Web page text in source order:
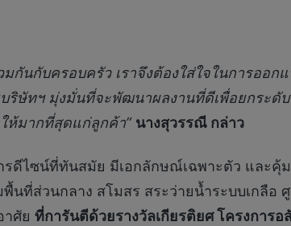
มกันกับครอบครัว เราจึงต้องใส่ใจในการอ
ริษัทฯ มุ่งมั่นที่จะพัฒนาผลงานที่ดีเพื่อยกระ
ห้มากที่สุดแก่ลูกค้า” นางสุวรรณี กล่าว
รดีไซน์ที่ทันสมัย มีเอกลักษณ์เฉพาะตัว และ
นที่ส่วนกลาง สโมสร สระว่ายน้ำระบบเกลื
ศัย ที่การันตีด้วยรางวัลเกียรติยศ โครงการ